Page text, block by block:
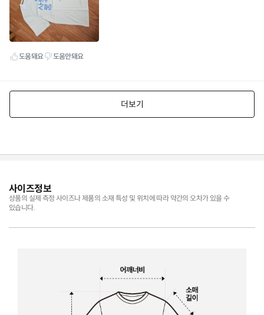
사이즈정보
상품의 실제 측정 사이즈나 제품의 소재 특성 및 위치에 따라 약간의 오차가 있을 수
있습니다.